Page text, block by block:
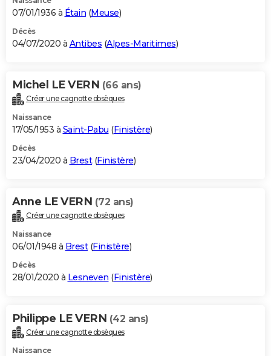
07/01/1936 à Étain (Meuse)
Décès
04/07/2020 à Antibes (Alpes-Maritimes)
Michel LE VERN (66 ans)
Créer une cagnotte obsèques
Naissance
17/05/1953 à Saint-Pabu (Finistère)
Décès
23/04/2020 à Brest(Finistère)
Anne LE VERN (72 ans)
Créer une cagnotte obsèques
Naissance
06/01/1948 à Brest(Finistère)
Décès
28/01/2020 à Lesneven (Finistère)
Philippe LE VERN (42 ans)
Créer une cagnotte obsèques
Naissance